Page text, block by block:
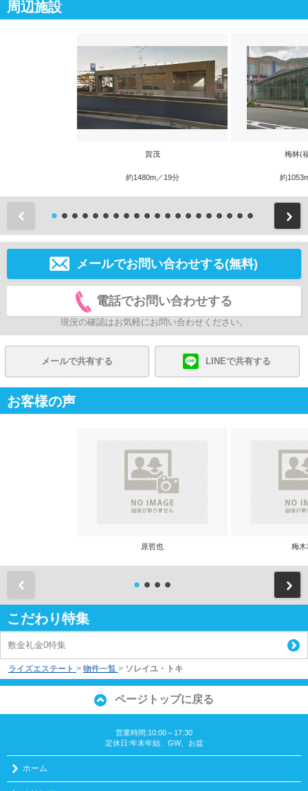
周辺施設
賀茂
約1480m／19分
梅林(
約
メールでお問い合わせする(無料)
電話でお問い合わせする
現況の確認はお気軽にお問い合わせください。
メールで共有する LINEで共有する
お客様の声
原哲也 梅木
こだわり特集
敷金礼金0特集
ライズエステート > 物件一覧 > ソレイユ・トキ
ページトップに戻る
営業時間:10:00～17:30
定休日:年末年始、GW、お盆
ホーム